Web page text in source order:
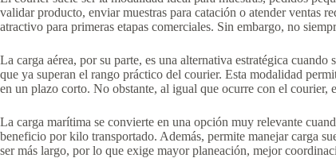
validar producto, enviar muestras para catación o atender ventas
atractivo para primeras etapas comerciales. Sin embargo, no
La carga aérea, por su parte, es una alternativa estratégica
que ya superan el rango práctico del courier. Esta modalidad
en un plazo corto. No obstante, al igual que ocurre con el courier,
La carga marítima se convierte en una opción muy relevante
beneficio por kilo transportado. Además, permite manejar carga
ser más largo, por lo que exige mayor planeación, mejor